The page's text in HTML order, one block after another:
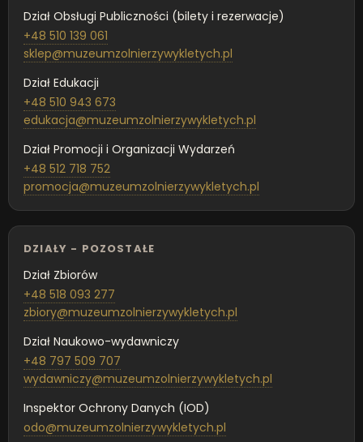
Dział Obsługi Publiczności (bilety i rezerwacje)
+48 510 139 061
sklep@muzeumzolnierzywykletych.pl
Dział Edukacji
+48 510 943 673
edukacja@muzeumzolnierzywykletych.pl
Dział Promocji i Organizacji Wydarzeń
+48 512 718 752
promocja@muzeumzolnierzywykletych.pl
DZIAŁY - POZOSTAŁE
Dział Zbiorów
+48 518 093 277
zbiory@muzeumzolnierzywykletych.pl
Dział Naukowo-wydawniczy
+48 797 509 707
wydawniczy@muzeumzolnierzywykletych.pl
Inspektor Ochrony Danych (IOD)
odo@muzeumzolnierzywykletych.pl